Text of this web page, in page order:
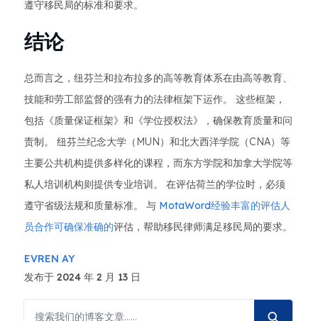
遵守移民局的标准和要求。
结论
总而言之，纽芬兰和拉布拉多的高等教育体系在由高等教育、
技能和劳工部监督的强有力的法律框架下运作。 这些框架，
包括《质量保证框架》和《学位授权法》，确保教育质量和问
责制。 纽芬兰纪念大学（MUN）和北大西洋学院（CNA）等
主要公共机构提供多样化的课程，而东方学院和加拿大学院等
私人培训机构则提供专业培训。 在评估荷兰的学位时，必须
遵守省级法规和质量标准。 与 MotaWord经验丰富的评估人
员合作可确保准确的评估，帮助移民律师满足移民局的要求。
EVREN AY
发布于 2024 年 2 月 13 日